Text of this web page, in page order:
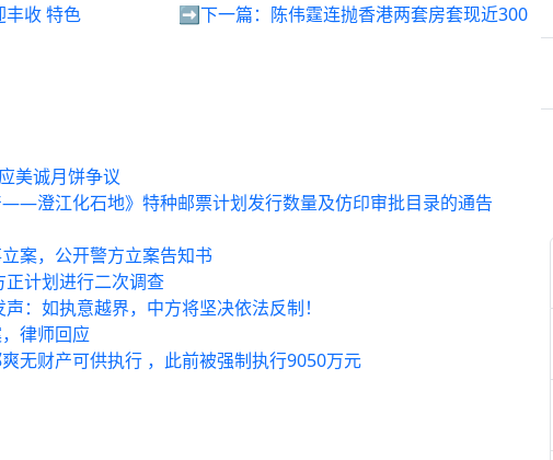
丰收 特色 ➡️下一篇： 陈伟霆连抛香港两套房套现近300
美诚月饼争议
澄江化石地》特种邮票计划发行数量及仿印审批目录的通告
案，公开警方立案告知书
计划进行二次调查
：如执意越界，中方将坚决依法反制！
律师回应
无财产可供执行 ，此前被强制执行9050万元